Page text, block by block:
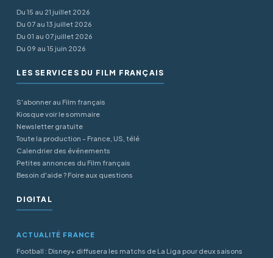
Du 15 au 21 juillet 2026
Du 07 au 13 juillet 2026
Du 01 au 07 juillet 2026
Du 09 au 15 juin 2026
LES SERVICES DU FILM FRANÇAIS
S'abonner au Film français
Kiosque voir le sommaire
Newsletter gratuite
Toute la production - France, US, télé
Calendrier des événements
Petites annonces du Film français
Besoin d'aide ? Foire aux questions
DIGITAL
ACTUALITÉ FRANCE
Football : Disney+ diffusera les matchs de La Liga pour deux saisons